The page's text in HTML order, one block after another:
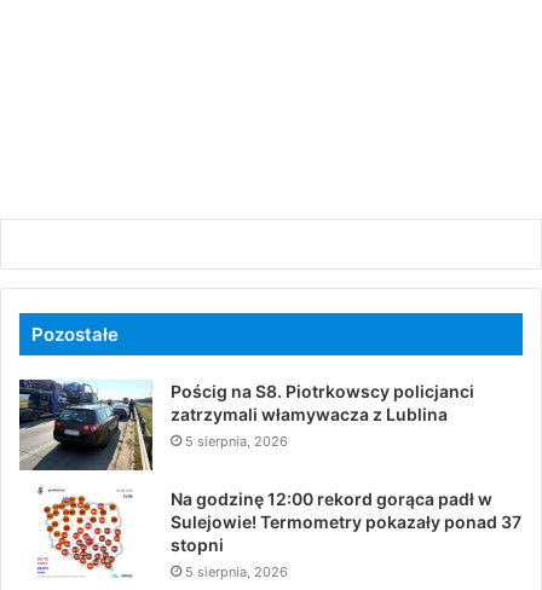
Pozostałe
Pościg na S8. Piotrkowscy policjanci
zatrzymali włamywacza z Lublina
5 sierpnia, 2026
Na godzinę 12:00 rekord gorąca padł w
Sulejowie! Termometry pokazały ponad 37
stopni
5 sierpnia, 2026